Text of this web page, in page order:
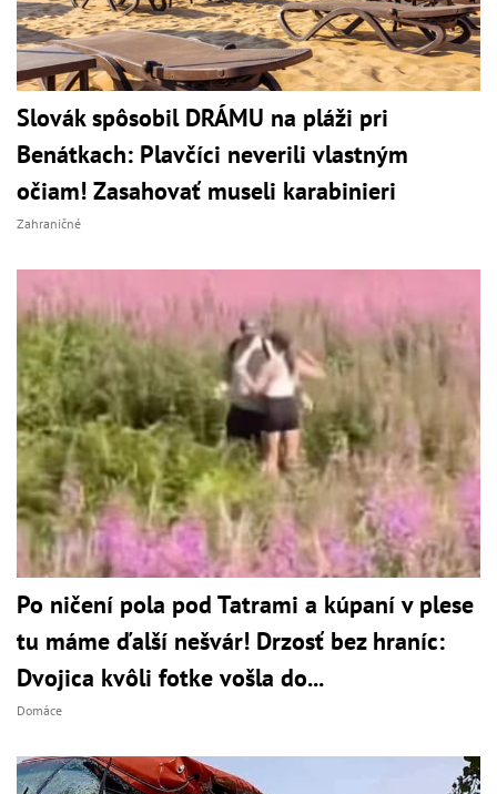
Slovák spôsobil DRÁMU na pláži pri
Benátkach: Plavčíci neverili vlastným
očiam! Zasahovať museli karabinieri
Zahraničné
Po ničení pola pod Tatrami a kúpaní v plese
tu máme ďalší nešvár! Drzosť bez hraníc:
Dvojica kvôli fotke vošla do...
Domáce